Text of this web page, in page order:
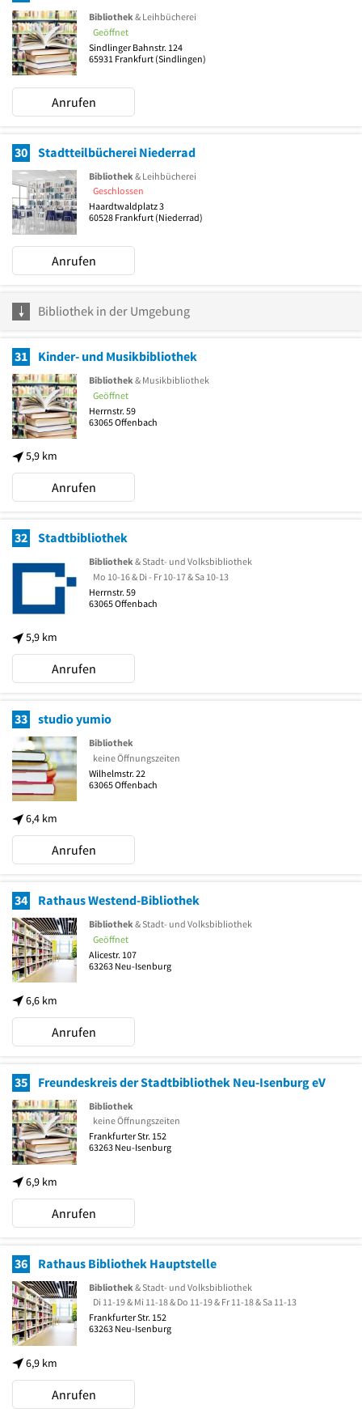
Bibliothek& Leihbücherei
Geöffnet
Sindlinger Bahnstr. 124
65931 Frankfurt (Sindlingen)
Anrufen
30 Stadtteilbücherei Niederrad
Bibliothek & Leihbücherei
Geschlossen
Haardtwaldplatz 3
60528 Frankfurt (Niederrad)
Anrufen
Bibliothek in der Umgebung
31 Kinder- und Musikbibliothek
5,9 km
Bibliothek& Musikbibliothek
Geöffnet
Herrnstr. 59
63065Offenbach
Anrufen
32 Stadtbibliothek
5,9 km
Bibliothek& Stadt- und Volksbibliothek
Mo 10-16 & Di - Fr 10-17 & Sa 10-13
Herrnstr. 59
63065Offenbach
Anrufen
33 studio yumio
6,4 km
Bibliothek
keine Öffnungszeiten
Wilhelmstr. 22
63065Offenbach
Anrufen
34 Rathaus Westend-Bibliothek
6,6 km
Bibliothek& Stadt- und Volksbibliothek
Geöffnet
Alicestr. 107
63263 Neu-Isenburg
Anrufen
35 Freundeskreis der Stadtbibliothek Neu-Isenburg eV
6,9 km
Bibliothek
keine Öffnungszeiten
Frankfurter Str. 152
63263 Neu-Isenburg
Anrufen
36 Rathaus Bibliothek Hauptstelle
6,9 km
Bibliothek & Stadt- und Volksbibliothek
Di 11-19 & Mi 11-18 & Do 11-19 & Fr 11-18 & Sa 11-13
Frankfurter Str. 152
63263 Neu-Isenburg
Anrufen